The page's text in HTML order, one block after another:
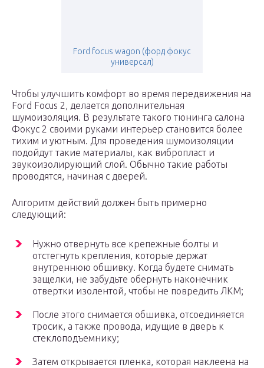
Ford focus wagon (форд фокус
универсал)
Чтобы улучшить комфорт во время передвижения на
Ford Focus 2, делается дополнительная
шумоизоляция. В результате такого тюнинга салона
Фокус 2 своими руками интерьер становится более
тихим и уютным. Для проведения шумоизоляции
подойдут такие материалы, как вибропласт и
звукоизолирующий слой. Обычно такие работы
проводятся, начиная с дверей.
Алгоритм действий должен быть примерно
следующий:
Нужно отвернуть все крепежные болты и
отстегнуть крепления, которые держат
внутреннюю обшивку. Когда будете снимать
защелки, не забудьте обернуть наконечник
отвертки изолентой, чтобы не повредить ЛКМ;
После этого снимается обшивка, отсоединяется
тросик, а также провода, идущие в дверь к
стеклоподъемнику;
Затем открывается пленка, которая наклеена на